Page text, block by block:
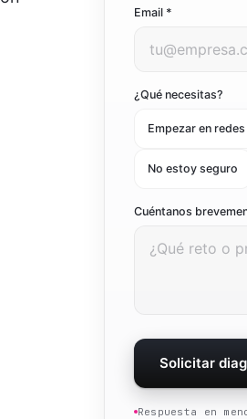
digital
Email *
¿Qué necesitas?
Empezar en redes
No estoy seguro
Cuéntanos
Solicitar
Respuesta en